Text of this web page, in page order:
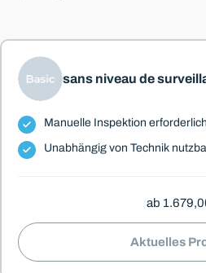
sans niveau de
Manuelle Inspektion erforderlich
Unabhängig von Technik
ab
Aktuelles